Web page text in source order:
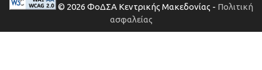
© 2026 ΦοΔΣΑ Κεντρικής Μακεδονίας - Πολιτική
ασφαλείας